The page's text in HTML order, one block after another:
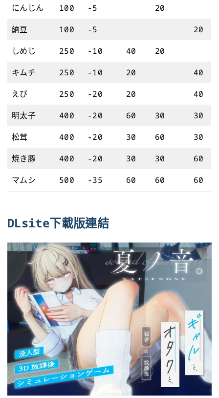
にんじん
100 -5
20
納豆
100 -5
20
しめじ
250 -10 40
20
キムチ
250 -10 20
40
えび
250 -20 20
40
明太子
400 -20 60 30
30
松茸
400 -20 30 60
30
焼き豚
400 -20 30 30
60
マムシ
500 -35 60 60 60
DLsite下載版連結